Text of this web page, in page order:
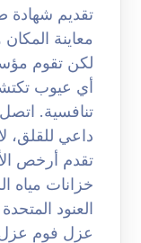
تقديم شهادة
معاينة
لكن تقوم
أي عيوب
تنافسية.
داعي للقلق،
تقدم أرخص
خزانات
العنود
عزل فوم